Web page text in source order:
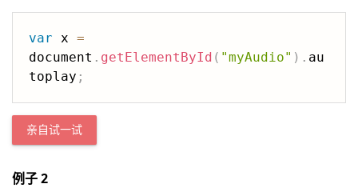
var x =
document . getElementById ( "myAudio" ) . au
toplay ;
亲自试一试
例子 2